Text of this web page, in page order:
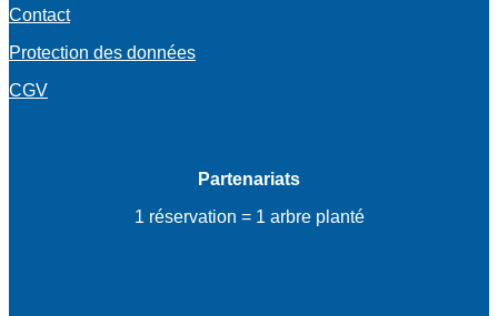
Contact
Protection des données
CGV
Partenariats
1 réservation = 1 arbre planté